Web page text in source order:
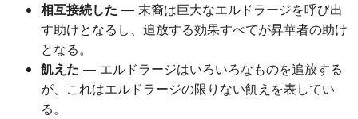
相互接続した ― 末裔は巨大なエルドラージを呼び出
す助けとなるし、追放する効果すべてが昇華者の助け
となる。
飢えた ― エルドラージはいろいろなものを追放する
が、これはエルドラージの限りない飢えを表してい
る。